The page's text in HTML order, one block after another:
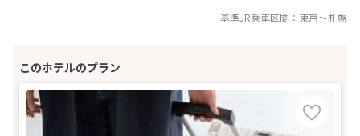
基準JR乗車区間： 東京～札幌